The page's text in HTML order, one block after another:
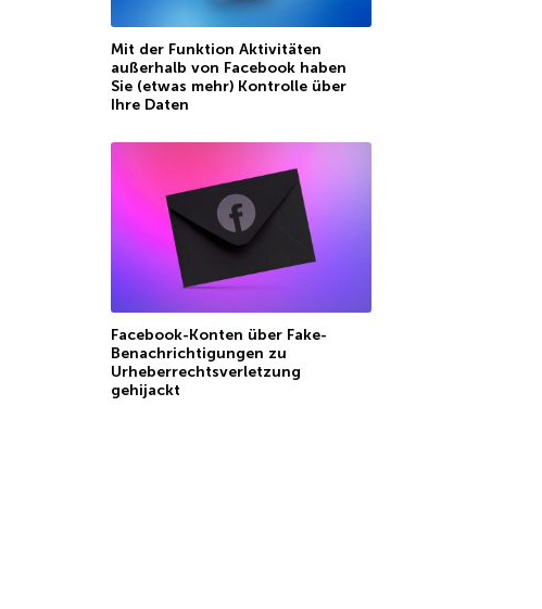
Mit der Funktion Aktivitäten
außerhalb von Facebook haben
Sie (etwas mehr) Kontrolle über
Ihre Daten
Facebook-Konten über Fake-
Benachrichtigungen zu
Urheberrechtsverletzung
gehijackt